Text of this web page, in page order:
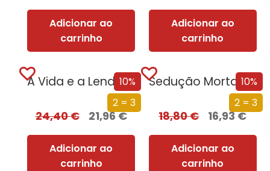
Adicionar ao
carrinho
Adicionar ao
carrinho
10%
2 = 3
A Vida e a Lenda do Sultão Saladino
24,40€ 21,96€
Adicionar ao
carrinho
10%
2 = 3
Sedução Mortal (Nova Edição)
18,80€ 16,93€
Adicionar ao
carrinho